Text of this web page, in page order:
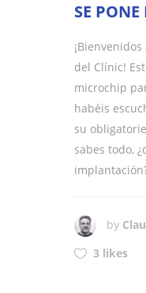
SE
del Clínic!
microchip
habéis
su
sabes todo,
by
3 likes